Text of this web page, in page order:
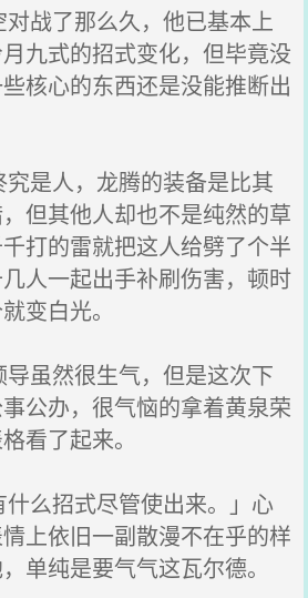
战了那么久，他已基本上
九式的招式变化，但毕竟没
核心的东西还是没能推断出
是人，龙腾的装备是比其
但其他人却也不是纯然的草
打的雷就把这人给劈了个半
人一起出手补刷伤害，顿时
变白光。
虽然很生气，但是这次下
公办，很气恼的拿着黄泉荣
看了起来。
么招式尽管使出来。」心
上依旧一副散漫不在乎的样
单纯是要气气这瓦尔德。